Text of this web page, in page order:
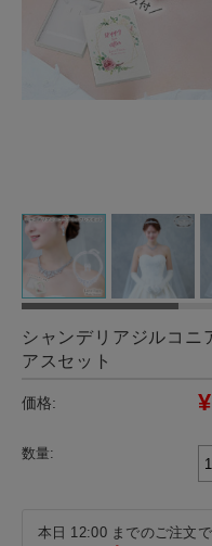
シャンデリアジルコニ
アスセット
価格:
数量:
本日 12:00 までのご注文で